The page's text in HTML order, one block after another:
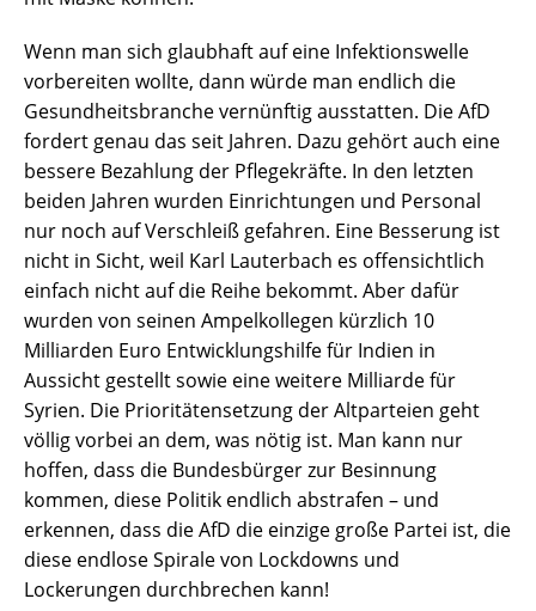
Wenn man sich glaubhaft auf eine Infektionswelle
vorbereiten wollte, dann würde man endlich die
Gesundheitsbranche vernünftig ausstatten. Die AfD
fordert genau das seit Jahren. Dazu gehört auch eine
bessere Bezahlung der Pflegekräfte. In den letzten
beiden Jahren wurden Einrichtungen und Personal
nur noch auf Verschleiß gefahren. Eine Besserung ist
nicht in Sicht, weil Karl Lauterbach es offensichtlich
einfach nicht auf die Reihe bekommt. Aber dafür
wurden von seinen Ampelkollegen kürzlich 10
Milliarden Euro Entwicklungshilfe für Indien in
Aussicht gestellt sowie eine weitere Milliarde für
Syrien. Die Prioritätensetzung der Altparteien geht
völlig vorbei an dem, was nötig ist. Man kann nur
hoffen, dass die Bundesbürger zur Besinnung
kommen, diese Politik endlich abstrafen – und
erkennen, dass die AfD die einzige große Partei ist, die
diese endlose Spirale von Lockdowns und
Lockerungen durchbrechen kann!